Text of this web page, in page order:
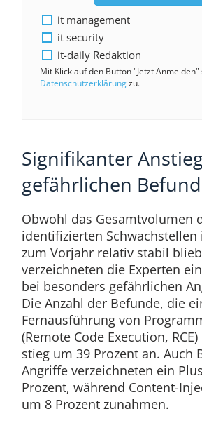
it management
it security
it-daily Redaktion
Mit Klick auf den Button "Jetzt
Datenschutzerklärungzu.
Signifikanter
gefährlichen
Obwohl das Gesamtvolumen
identifizierten Schwachstellen
zum Vorjahr relativ stabil
verzeichneten die Experten
bei besonders gefährlichen
Die Anzahl der Befunde, die
Fernausführung von
(Remote Code Execution,
stieg um 39 Prozent an. Auch
Angriffe verzeichneten ein
Prozent, während Content-
um 8 Prozent zunahmen.